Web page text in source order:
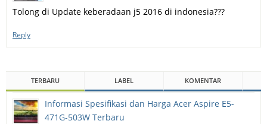
Tolong di Update keberadaan j5 2016 di indonesia???
Reply
TERBARU LABEL KOMENTAR
Informasi Spesifikasi dan Harga Acer Aspire E5-
471G-503W Terbaru